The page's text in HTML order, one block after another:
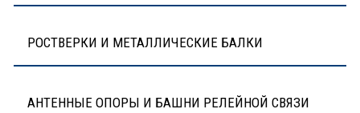
РОСТВЕРКИ И МЕТАЛЛИЧЕСКИЕ БАЛКИ
АНТЕННЫЕ ОПОРЫ И БАШНИ РЕЛЕЙНОЙ СВЯЗИ